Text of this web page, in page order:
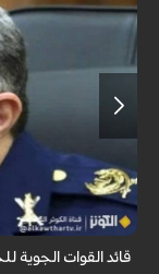
قال قائد القوات
الجوية للجيش ستبذل
قائد القوات الجوية